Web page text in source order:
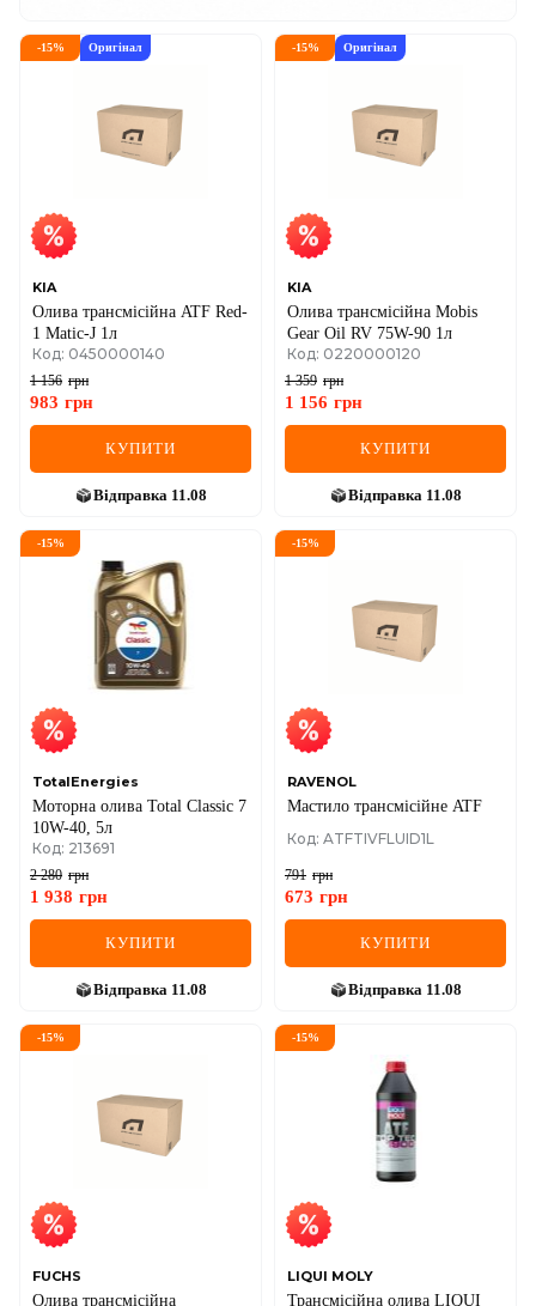
-15% Оригінал
KIA
Олива трансмісійна ATF Red-
1 Matic-J 1л
Код: 0450000140
1 156 грн
983 грн
КУПИТИ
Відправка 11.08
-15% Оригінал
KIA
Олива трансмісійна Mobis
Gear Oil RV 75W-90 1л
Код: 0220000120
1 359 грн
1 156 грн
КУПИТИ
Відправка 11.08
-15%
TotalEnergies
Моторна олива Total Classic 7
10W-40, 5л
Код: 213691
2 280 грн
1 938 грн
КУПИТИ
Відправка 11.08
-15%
RAVENOL
Мастило трансмісійне ATF
Код: ATFTIVFLUID1L
791 грн
673 грн
КУПИТИ
Відправка 11.08
-15%
FUCHS
Олива трансмісійна
-15%
LIQUI MOLY
Трансмісійна олива LIQUI